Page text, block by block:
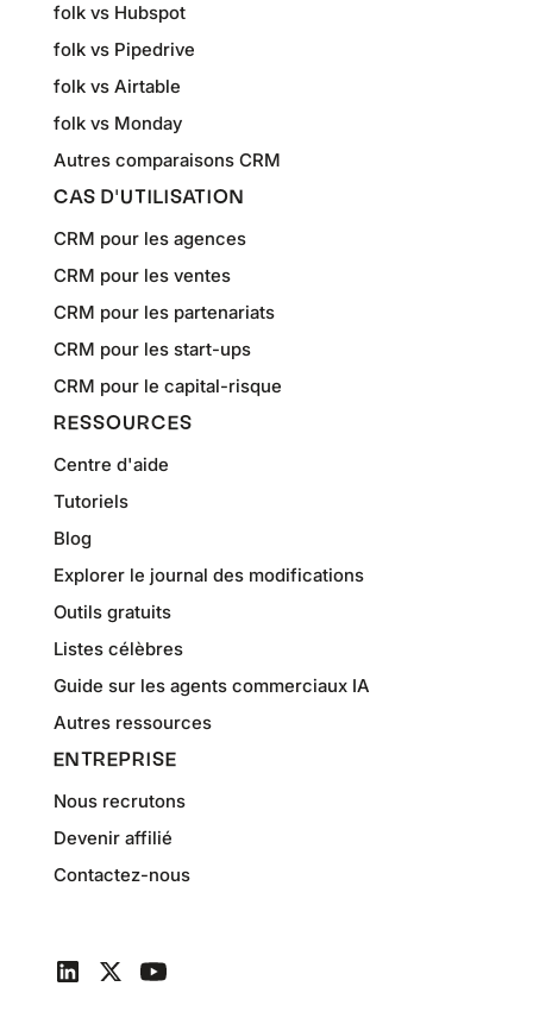
folk vs Hubspot
folk vs Pipedrive
folk vs Airtable
folk vs Monday
Autres comparaisons CRM
CAS D'UTILISATION
CRM pour les agences
CRM pour les ventes
CRM pour les partenariats
CRM pour les start-ups
CRM pour le capital-risque
RESSOURCES
Centre d'aide
Tutoriels
Blog
Explorer le journal des modifications
Outils gratuits
Listes célèbres
Guide sur les agents commerciaux IA
Autres ressources
ENTREPRISE
Nous recrutons
Devenir affilié
Contactez-nous